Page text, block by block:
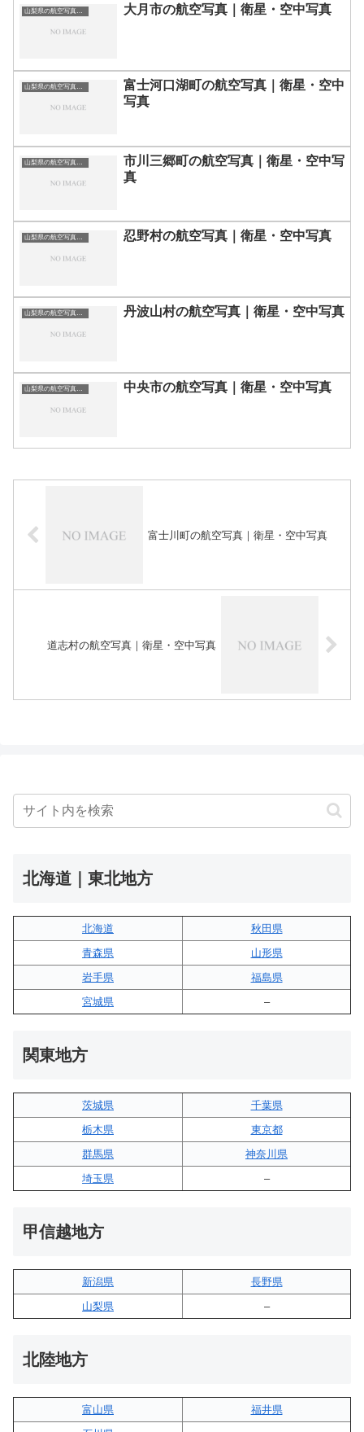
大月市の航空写真｜衛星・空中写真
富士河口湖町の航空写真｜衛星・空中
写真
市川三郷町の航空写真｜衛星・空中写
真
山梨県の航空写真・空中写真 忍野村の航空写真｜衛星・空中写真
山梨県の航空写真・空中写真 丹波山村の航空写真｜衛星・空中写真
山梨県の航空写真・空中写真 中央市の航空写真｜衛星・空中写真
富士川町の航空写真｜衛星・空中写真
道志村の航空写真｜衛星・空中写真
北海道｜東北地方
北海道
秋田県
青森県
山形県
岩手県
福島県
宮城県
–
関東地方
茨城県
千葉県
栃木県
東京都
群馬県
神奈川県
埼玉県
–
甲信越地方
新潟県
長野県
山梨県
–
北陸地方
富山県
福井県